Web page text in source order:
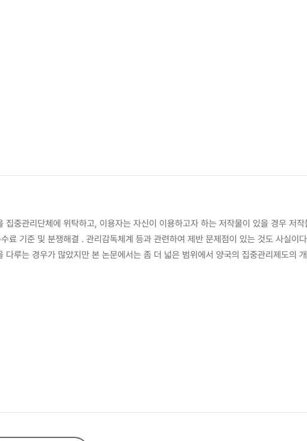
중관리단체에 위탁하고, 이용자는 자신이 이용하고자 하는 저작물이 있을 경우 저
기준 및 분쟁해결 ․ 관리감독체계 등과 관련하여 제반 문제점이 있는 것도 사실이
루는 경우가 많았지만 본 논문에서는 좀 더 넓은 범위에서 양국의 집중관리제도의